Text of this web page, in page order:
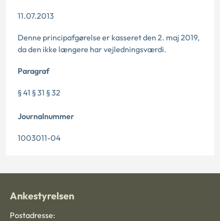
11.07.2013
Denne principafgørelse er kasseret den 2. maj 2019,
da den ikke længere har vejledningsværdi.
Paragraf
§ 41 § 31 § 32
Journalnummer
1003011-04
Ankestyrelsen
Postadresse: